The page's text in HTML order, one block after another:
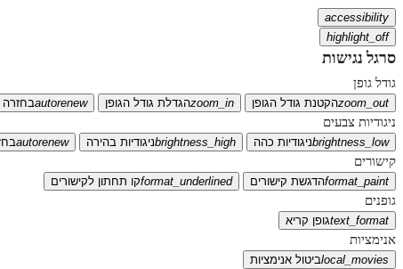
accessibility
highlight_off
סרגל נגישות
גודל גופן
zoom_outהקטנת גודל הגופן zoom_inהגדלת גודל הגופן autorenewבחזרה
ניגודיות צבעים
brightness_lowניגודיות כהה brightness_highניגודיות בהירה autorenew
קישורים
format_paintהדגשת קישורים format_underlinedקו תחתון לקישורים
גופנים
text_formatגופן קריא
אנימציות
local_moviesביטול אנימציות